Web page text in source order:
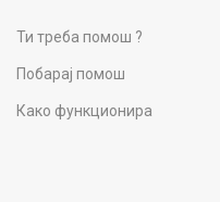
Ти треба помош ?
Побарај помош
Како функционира